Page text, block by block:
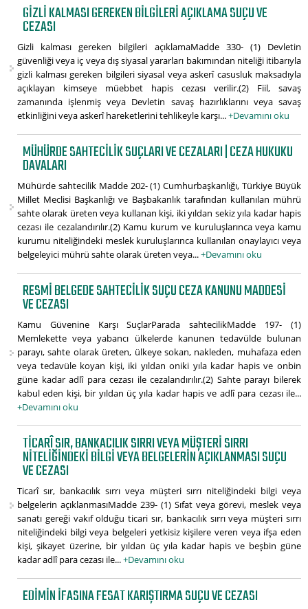
GIZLI KALMASI GEREKEN BILGILERI AÇIKLAMA SUÇU VE
CEZASI
Gizli kalması gereken bilgileri açıklamaMadde 330- (1) Devletin
güvenliği veya iç veya dış siyasal yararları bakımından niteliği itibarıyla
gizli kalması gereken bilgileri siyasal veya askerî casusluk maksadıyla
açıklayan kimseye müebbet hapis cezası verilir.(2) Fiil, savaş
zamanında işlenmiş veya Devletin savaş hazırlıklarını veya savaş
etkinliğini veya askerî hareketlerini tehlikeyle karşı...+Devamını oku
MÜHÜRDE SAHTECILIK SUÇLARI VE CEZALARI | CEZA HUKUKU
DAVALARI
Mühürde sahtecilik Madde 202- (1) Cumhurbaşkanlığı, Türkiye Büyük
Millet Meclisi Başkanlığı ve Başbakanlık tarafından kullanılan mührü
sahte olarak üreten veya kullanan kişi, iki yıldan sekiz yıla kadar hapis
cezası ile cezalandırılır.(2) Kamu kurum ve kuruluşlarınca veya kamu
kurumu niteliğindeki meslek kuruluşlarınca kullanılan onaylayıcı veya
belgeleyici mührü sahte olarak üreten veya...+Devamını oku
RESMI BELGEDE SAHTECILIK SUÇU CEZA KANUNU MADDESI
VE CEZASI
Kamu Güvenine Karşı SuçlarParada sahtecilikMadde 197- (1)
Memlekette veya yabancı ülkelerde kanunen tedavülde bulunan
parayı, sahte olarak üreten, ülkeye sokan, nakleden, muhafaza eden
veya tedavüle koyan kişi, iki yıldan oniki yıla kadar hapis ve onbin
güne kadar adlî para cezası ile cezalandırılır.(2) Sahte parayı bilerek
kabul eden kişi, bir yıldan üç yıla kadar hapis ve adlî para cezası ile...
+Devamını oku
TICARÎ SIR, BANKACILIK SIRRI VEYA MÜŞTERI SIRRI
NITELIĞINDEKI BILGI VEYA BELGELERIN AÇIKLANMASI SUÇU
VE CEZASI
Ticarî sır, bankacılık sırrı veya müşteri sırrı niteliğindeki bilgi veya
belgelerin açıklanmasıMadde 239- (1) Sıfat veya görevi, meslek veya
sanatı gereği vakıf olduğu ticari sır, bankacılık sırrı veya müşteri sırrı
niteliğindeki bilgi veya belgeleri yetkisiz kişilere veren veya ifşa eden
kişi, şikayet üzerine, bir yıldan üç yıla kadar hapis ve beşbin güne
kadar adlî para cezası ile...+Devamını oku
EDIMIN IFASINA FESAT KARIŞTIRMA SUÇU VE CEZASI